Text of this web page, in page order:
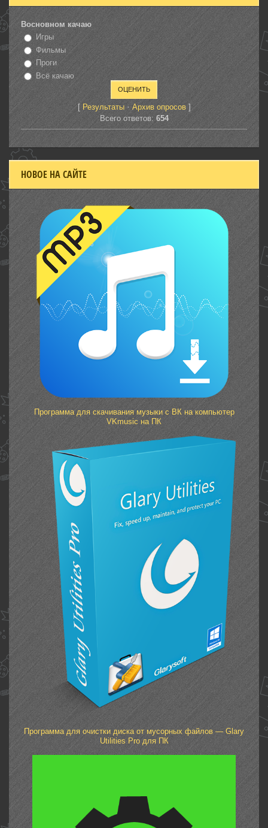
Восновном качаю
Игры
Фильмы
Проги
Всё качаю
[ Результаты· Архив опросов]
Всего ответов: 654
НОВОЕ НА САЙТЕ
Программа для скачивания музыки с ВК на компьютер
VKmusic на ПК
Программа для очистки диска от мусорных файлов — Glary
Utilities Pro для ПК